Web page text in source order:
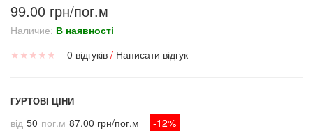
99.00 грн/пог.м
Наличие: В наявності
★ ★ ★ ★ ★ 0 відгуків / Написати відгук
ГУРТОВІ ЦІНИ
від 50 пог.м 87.00 грн/пог.м
-12%